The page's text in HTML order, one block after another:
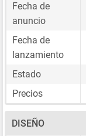
Fecha de
anuncio
Fecha de
lanzamiento
Estado
Precios
DISEÑO